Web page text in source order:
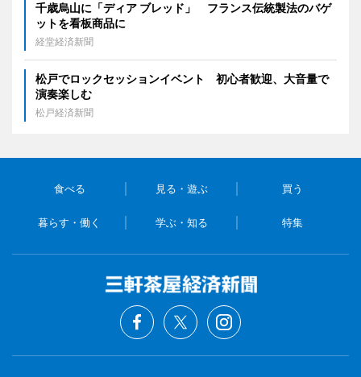
千歳烏山に「ディア ブレッド」 フランス伝統製法のバゲ
ットを看板商品に
経堂経済新聞
松戸でロックセッションイベント 初心者歓迎、大音量で
演奏楽しむ
松戸経済新聞
食べる 見る・遊ぶ 買う
暮らす・働く 学ぶ・知る 特集